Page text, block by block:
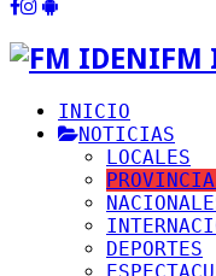
FM
INICIO
NOTICIAS
LOCALES
DEPORTES